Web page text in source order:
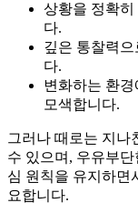
상황을 정확히
다.
깊은 통찰력
다.
변화하는 환
모색합니다.
그러나 때로는 지나
수 있으며, 우유부
심 원칙을 유지하면
요합니다.